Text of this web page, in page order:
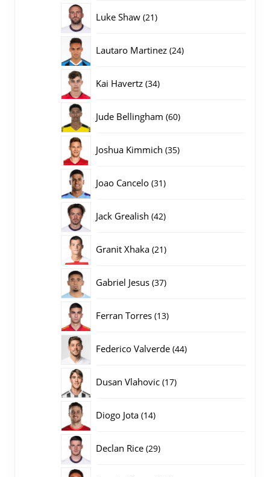
Luke Shaw 2121
Lautaro Martinez 2424
Kai Havertz 3434
Jude Bellingham 6060
Joshua Kimmich 3535
Joao Cancelo 3131
Jack Grealish 4242
Granit Xhaka 2121
Gabriel Jesus 3737
Ferran Torres 1313
Federico Valverde 4444
Dusan Vlahovic 1717
Diogo Jota 1414
Declan Rice 2929